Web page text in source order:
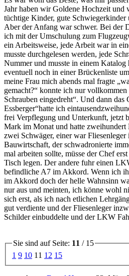
Jahr haben wir Goldene Hochzeit und
tüchtige Kinder, gute Schwiegerkinder
Aber der Anfang war schwer. Bei der
ich mit der Umschulung zum
ein Arbeitsweise, jede Arbeit war in
musste durchgelesen werden, jede
Nummer und musste in einem Katalog
eventuell noch in einer Brückenliste
meine Frau mich abends mal fragte
gemacht?
konnte ich nur vollkommen
Schrauben eingedreht . Und dann das
Essberger hatte ich
frei Verpflegung und Unterkunft, jetzt
Mark im Monat und hatte
zwei Schwäger, einer war
Bauwirtschaft, der schwadronierte
mal arbeiten sollte, müsse der Chef
Tisch legen. Der andere fuhr einen
befindliche A7 im Akkord. Wenn ich
im Akkord doch der helle Wahnsinn
nur aus und meinten, ich könne wohl
sich erst, als ich nach etlichen
gut verdiente und der Fliesenleger
Schilder einbuddelte und der LKW
Sie sind auf Seite: 11 / 15
1 9 10 11 12 15